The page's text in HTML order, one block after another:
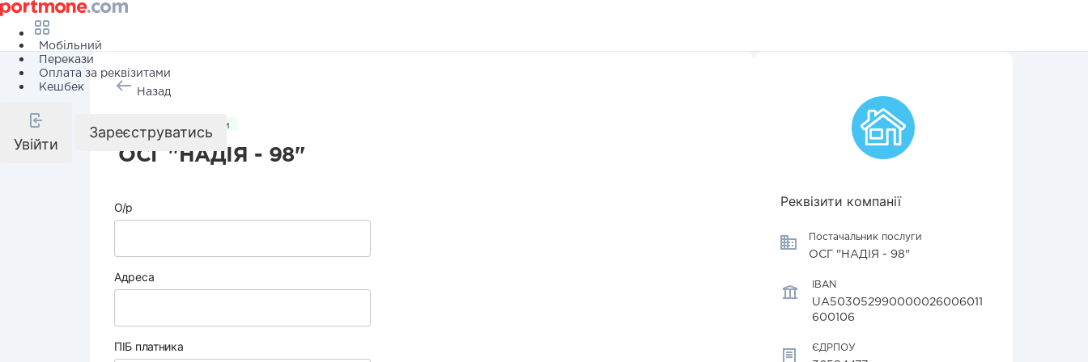
Мобільний
Перекази
Оплата за реквізитами
Кешбек
Увійти
Зареєструватись
Назад
Комунальні послуги
ОСГ "НАДІЯ - 98"
О/р
Адреса
ПІБ платника
Реквізити компанії
Постачальник послуги
ОСГ "НАДІЯ - 98"
IBAN
UA503052990000026006011
600106
ЄДРПОУ